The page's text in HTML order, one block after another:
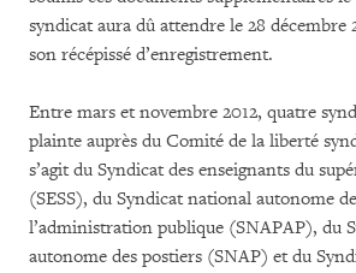
syndicat aura dû attendre le 28 décembre
son récépissé d’enregistrement.
Entre mars et novembre 2012, quatre
plainte auprès du Comité de la liberté
s’agit du Syndicat des enseignants du
(SESS), du Syndicat national autonome
l’administration publique (SNAPAP), du
autonome des postiers (SNAP) et du